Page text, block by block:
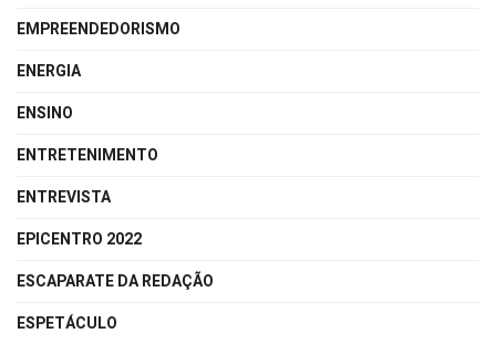
EMPREENDEDORISMO
ENERGIA
ENSINO
ENTRETENIMENTO
ENTREVISTA
EPICENTRO 2022
ESCAPARATE DA REDAÇÃO
ESPETÁCULO